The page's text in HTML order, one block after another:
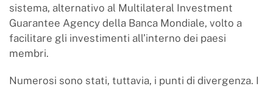
sistema, alternativo al Multilateral Investment
Guarantee Agency della Banca Mondiale, volto a
facilitare gli investimenti all’interno dei paesi
membri.
Numerosi sono stati, tuttavia, i punti di divergenza. I